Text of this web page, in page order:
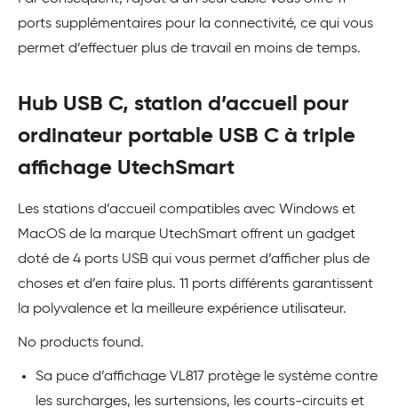
ports supplémentaires pour la connectivité, ce qui vous
permet d’effectuer plus de travail en moins de temps.
Hub USB C, station d’accueil pour
ordinateur portable USB C à triple
affichage UtechSmart
Les stations d’accueil compatibles avec Windows et
MacOS de la marque UtechSmart offrent un gadget
doté de 4 ports USB qui vous permet d’afficher plus de
choses et d’en faire plus. 11 ports différents garantissent
la polyvalence et la meilleure expérience utilisateur.
No products found.
Sa puce d’affichage VL817 protège le système contre
les surcharges, les surtensions, les courts-circuits et